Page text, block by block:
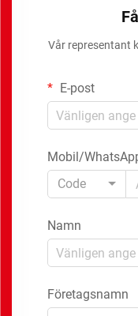
Vår representant
E-post
Mobil/
Code
Namn
Företagsnamn